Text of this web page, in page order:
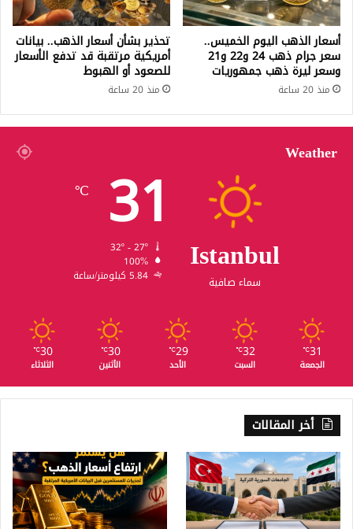
أسعار الذهب اليوم الخميس..
سعر جرام ذهب 24 و22 و21
وسعر ليرة ذهب جمهوريات
منذ 20 ساعة
تحذير بشأن أسعار الذهب.. بيانات
أمريكية مرتقبة قد تدفع الأسعار
للصعود أو الهبوط
منذ 20 ساعة
Weather
Istanbul
سماء صافية
31
℃
100%
5.84 كيلومتر/ساعة
31
℃
الجمعة
32
℃
السبت
29
℃
الأحد
30
℃
الأثنين
30
℃
الثلاثاء
أخر المقالات